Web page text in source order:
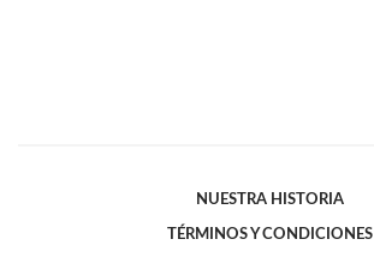
NUESTRA HISTORIA
TÉRMINOS Y CONDICIONES